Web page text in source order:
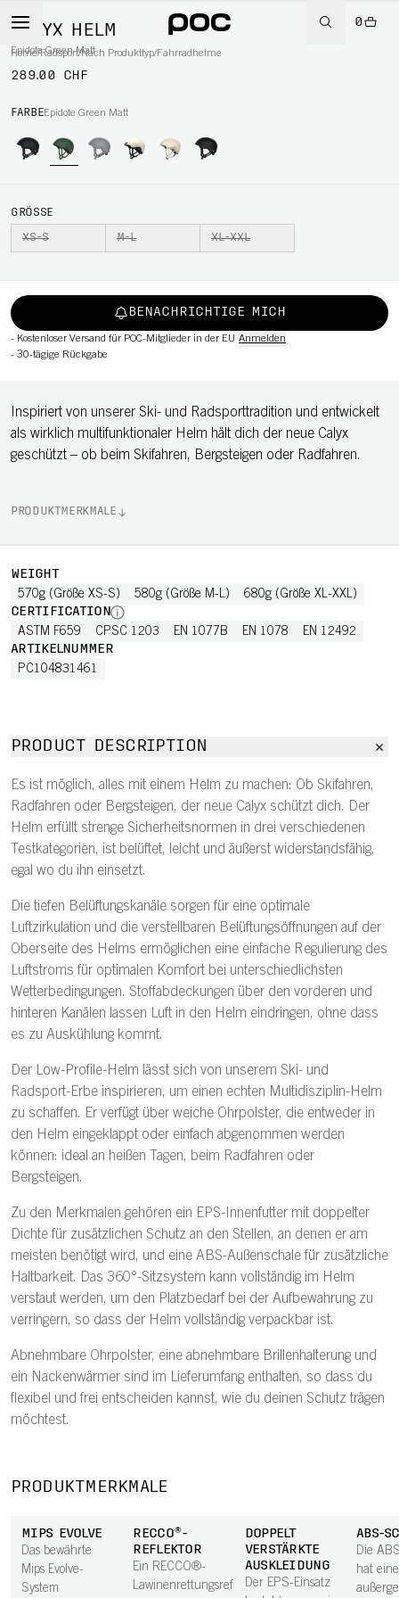
0
Home/Radsport/Nach Produkttyp/Fahrradhelme
CALYX HELM
Epidote Green Matt
289.00 CHF
FARBEEpidote Green Matt
GRÖSSE
XS-S M-L XL-XXL
BENACHRICHTIGE MICH
- Kostenloser Versand für POC-Mitglieder in der EU Anmelden
- 30-tägige Rückgabe
Inspiriert von unserer Ski- und Radsporttradition und entwickelt
als wirklich multifunktionaler Helm hält dich der neue Calyx
geschützt – ob beim Skifahren, Bergsteigen oder Radfahren.
PRODUKTMERKMALE
WEIGHT
570g (Größe XS-S) 580g (Größe M-L) 680g (Größe XL-XXL)
CERTIFICATION
ASTM F659 CPSC 1203 EN 1077B EN 1078 EN 12492
ARTIKELNUMMER
PC104831461
PRODUCT DESCRIPTION
Es ist möglich, alles mit einem Helm zu machen: Ob Skifahren,
Radfahren oder Bergsteigen, der neue Calyx schützt dich. Der
Helm erfüllt strenge Sicherheitsnormen in drei verschiedenen
Testkategorien, ist belüftet, leicht und äußerst widerstandsfähig,
egal wo du ihn einsetzt.
Die tiefen Belüftungskanäle sorgen für eine optimale
Luftzirkulation und die verstellbaren Belüftungsöffnungen auf der
Oberseite des Helms ermöglichen eine einfache Regulierung des
Luftstroms für optimalen Komfort bei unterschiedlichsten
Wetterbedingungen. Stoffabdeckungen über den vorderen und
hinteren Kanälen lassen Luft in den Helm eindringen, ohne dass
es zu Auskühlung kommt.
Der Low-Profile-Helm lässt sich von unserem Ski- und
Radsport-Erbe inspirieren, um einen echten Multidisziplin-Helm
zu schaffen. Er verfügt über weiche Ohrpolster, die entweder in
den Helm eingeklappt oder einfach abgenommen werden
können: ideal an heißen Tagen, beim Radfahren oder
Bergsteigen.
Zu den Merkmalen gehören ein EPS-Innenfutter mit doppelter
Dichte für zusätzlichen Schutz an den Stellen, an denen er am
meisten benötigt wird, und eine ABS-Außenschale für zusätzliche
Haltbarkeit. Das 360°-Sitzsystem kann vollständig im Helm
verstaut werden, um den Platzbedarf bei der Aufbewahrung zu
verringern, so dass der Helm vollständig verpackbar ist.
Abnehmbare Ohrpolster, eine abnehmbare Brillenhalterung und
ein Nackenwärmer sind im Lieferumfang enthalten, so dass du
flexibel und frei entscheiden kannst, wie du deinen Schutz trägen
möchtest.
PRODUKTMERKMALE
MIPS EVOLVE
Das bewährte
Mips Evolve-
System
RECCO®-
REFLEKTOR
Ein RECCO®-
Lawinenrettungsreflektor
DOPPELT
VERSTÄRKTE
AUSKLEIDUNG
Der EPS-Einsatz
ABS-
Die
hat eine